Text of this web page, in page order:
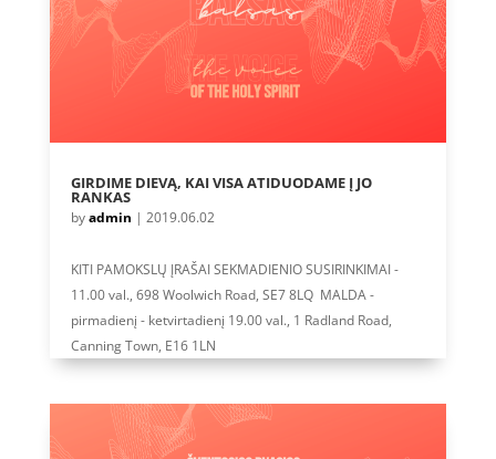
GIRDIME DIEVĄ, KAI VISA ATIDUODAME Į JO
RANKAS
byadmin | 2019.06.02
KITI PAMOKSLŲ ĮRAŠAI SEKMADIENIO SUSIRINKIMAI -
11.00 val., 698 Woolwich Road, SE7 8LQ MALDA -
pirmadienį - ketvirtadienį 19.00 val., 1 Radland Road,
Canning Town, E16 1LN